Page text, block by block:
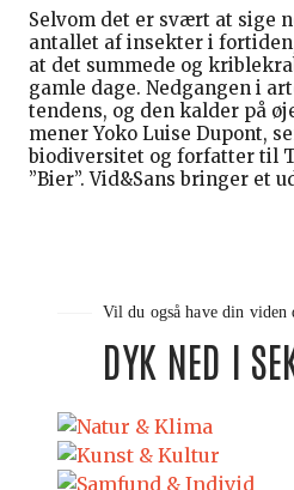
Selvom det er svært at sige
antallet af insekter i
at det summede og
gamle dage. Nedgangen i
tendens, og den kalder på
mener Yoko Luise Dupont,
biodiversitet og forfatter til
”Bier”. Vid&Sans bringer et
Vil du også have din viden
DYK NED I